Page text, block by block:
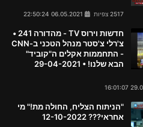
2517 צפיות
חדשות וירוס TV - מהדורה 241 •
צ'רלי צ'סטר מנהל הטכני ב-CNN
- התחממות אקלים ה"קוביד"
הבא שלנו! • 29-04-2021
"הניתוח הצליח, החולה מת!" מי
אחראי??? 12-10-2022